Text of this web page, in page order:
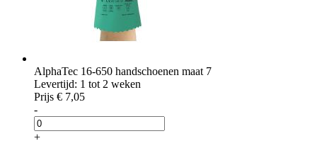
AlphaTec 16-650 handschoenen maat 7
Levertijd: 1 tot 2 weken
Prijs € 7,05
-
+